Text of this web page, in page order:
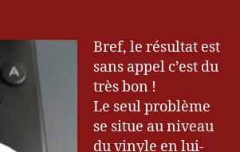
Bref, le résultat est
sans appel c’est du
très bon !
Le seul problème
se situe au niveau
du vinyle en lui-